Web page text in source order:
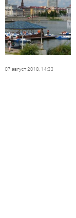
07 август 2018, 14:33